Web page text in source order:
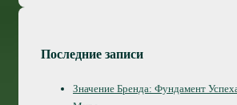
Последние записи
Значение Бренда: Фундамент